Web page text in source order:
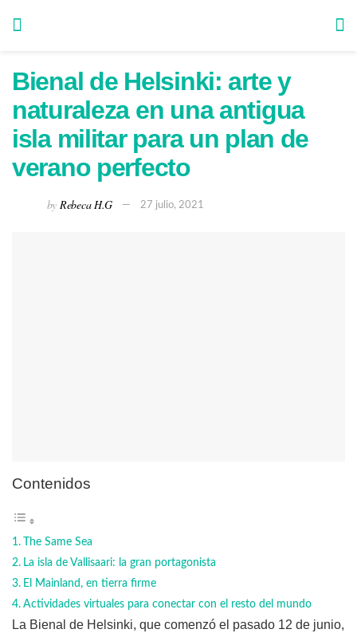
Bienal de Helsinki: arte y
naturaleza en una antigua
isla militar para un plan de
verano perfecto
by Rebeca H.G 27 julio, 2021
Contenidos
The Same Sea
La isla de Vallisaari: la gran portagonista
El Mainland, en tierra firme
Actividades virtuales para conectar con el resto del mundo
La Bienal de Helsinki, que comenzó el pasado 12 de junio,